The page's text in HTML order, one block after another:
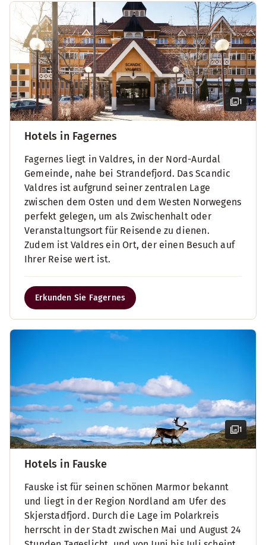
1
Hotels in Fagernes
Fagernes liegt in Valdres, in der Nord-Aurdal
Gemeinde, nahe bei Strandefjord. Das Scandic
Valdres ist aufgrund seiner zentralen Lage
zwischen dem Osten und dem Westen Norwegens
perfekt gelegen, um als Zwischenhalt oder
Veranstaltungsort für Reisende zu dienen.
Zudem ist Valdres ein Ort, der einen Besuch auf
Ihrer Reise wert ist.
Erkunden Sie Fagernes
1
Hotels in Fauske
Fauske ist für seinen schönen Marmor bekannt
und liegt in der Region Nordland am Ufer des
Skjerstadfjord. Durch die Lage im Polarkreis
herrscht in der Stadt zwischen Mai und August 24